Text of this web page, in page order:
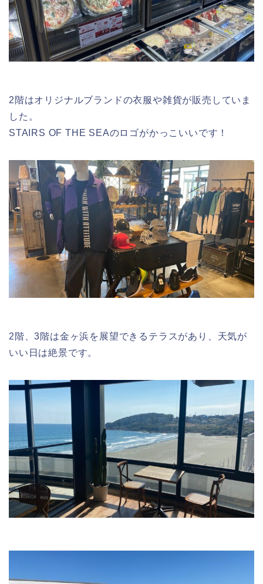
2階はオリジナルブランドの衣服や雑貨が販売していま
した。
STAIRS OF THE SEAのロゴがかっこいいです！
2階、3階は金ヶ浜を展望できるテラスがあり、天気が
いい日は絶景です。